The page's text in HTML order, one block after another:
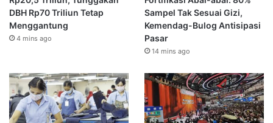
DBH Rp70 Triliun Tetap
Menggantung
4 mins ago
Sampel Tak Sesuai Gizi,
Kemendag-Bulog Antisipasi
Pasar
14 mins ago